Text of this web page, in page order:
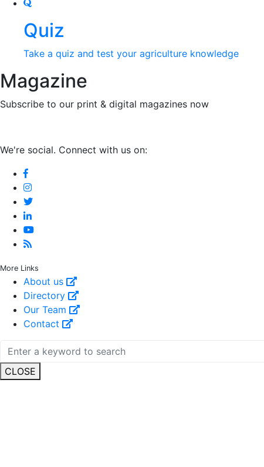
Quiz
Take a quiz and test your agriculture knowledge
Magazine
Subscribe to our print & digital magazines now
We're social. Connect with us on:
More Links
About us
Directory
Our Team
Contact
CLOSE